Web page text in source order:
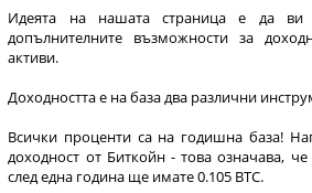
Идеята на нашата страница е да ви
допълнителните възможности за
активи.
Доходността е на база два различни
Всички проценти са на годишна база!
доходност от Биткойн - това означава,
след една година ще имате 0.105 BTC.